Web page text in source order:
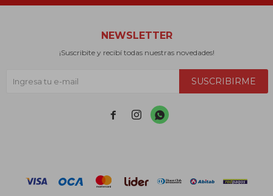
NEWSLETTER
¡Suscribite y recibí todas nuestras novedades!
SUSCRIBIRME
  